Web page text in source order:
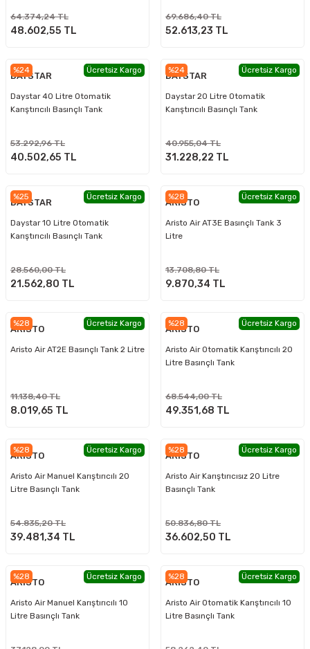
64.374,24 TL
48.602,55 TL
69.686,40 TL
52.613,23 TL
%24 Ücretsiz Kargo
DAYSTAR
Daystar 40 Litre Otomatik
Karıştırıcılı Basınçlı Tank
53.292,96 TL
40.502,65 TL
%24 Ücretsiz Kargo
DAYSTAR
Daystar 20 Litre Otomatik
Karıştırıcılı Basınçlı Tank
40.955,04 TL
31.228,22 TL
%25 Ücretsiz Kargo
DAYSTAR
Daystar 10 Litre Otomatik
Karıştırıcılı Basınçlı Tank
28.560,00 TL
21.562,80 TL
%28 Ücretsiz Kargo
ARİSTO
Aristo Air AT3E Basınçlı Tank 3
Litre
13.708,80 TL
9.870,34 TL
%28 Ücretsiz Kargo
ARİSTO
Aristo Air AT2E Basınçlı Tank 2 Litre
11.138,40 TL
8.019,65 TL
%28 Ücretsiz Kargo
ARİSTO
Aristo Air Otomatik Karıştırıcılı 20
Litre Basınçlı Tank
68.544,00 TL
49.351,68 TL
%28 Ücretsiz Kargo
ARİSTO
Aristo Air Manuel Karıştırıcılı 20
Litre Basınçlı Tank
54.835,20 TL
39.481,34 TL
%28 Ücretsiz Kargo
ARİSTO
Aristo Air Karıştırıcısız 20 Litre
Basınçlı Tank
50.836,80 TL
36.602,50 TL
%28 Ücretsiz Kargo
ARİSTO
Aristo Air Manuel Karıştırıcılı 10
Litre Basınçlı Tank
%28 Ücretsiz Kargo
ARİSTO
Aristo Air Otomatik Karıştırıcılı 10
Litre Basınçlı Tank